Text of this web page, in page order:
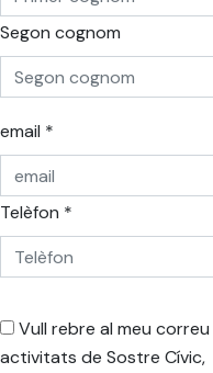
Segon cognom
email *
Telèfon *
Vull rebre al meu
activitats de Sostre Cívic,